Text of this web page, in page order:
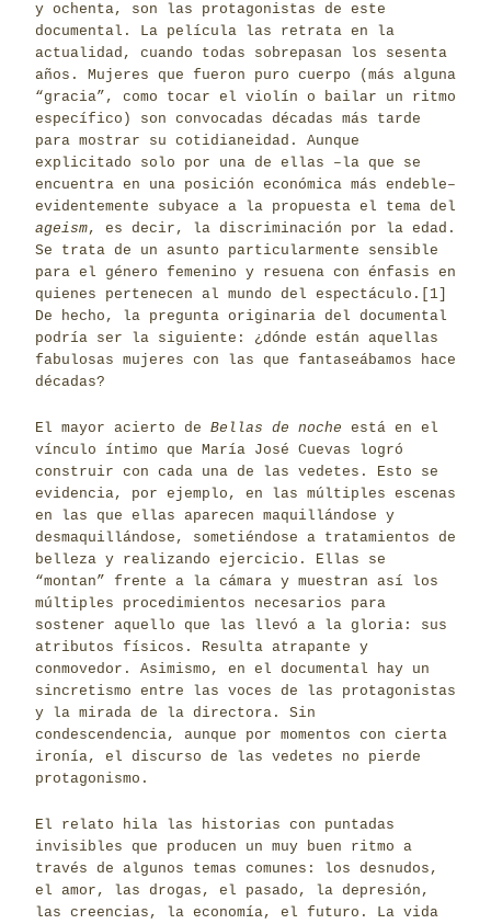
y ochenta, son las protagonistas de este
documental. La película las retrata en la
actualidad, cuando todas sobrepasan los sesenta
años. Mujeres que fueron puro cuerpo (más alguna
“gracia”, como tocar el violín o bailar un ritmo
específico) son convocadas décadas más tarde
para mostrar su cotidianeidad. Aunque
explicitado solo por una de ellas –la que se
encuentra en una posición económica más endeble–
evidentemente subyace a la propuesta el tema del
ageism, es decir, la discriminación por la edad.
Se trata de un asunto particularmente sensible
para el género femenino y resuena con énfasis en
quienes pertenecen al mundo del espectáculo. [1]
De hecho, la pregunta originaria del documental
podría ser la siguiente: ¿dónde están aquellas
fabulosas mujeres con las que fantaseábamos hace
décadas?
El mayor acierto de Bellas de noche está en el
vínculo íntimo que María José Cuevas logró
construir con cada una de las vedetes. Esto se
evidencia, por ejemplo, en las múltiples escenas
en las que ellas aparecen maquillándose y
desmaquillándose, sometiéndose a tratamientos de
belleza y realizando ejercicio. Ellas se
“montan” frente a la cámara y muestran así los
múltiples procedimientos necesarios para
sostener aquello que las llevó a la gloria: sus
atributos físicos. Resulta atrapante y
conmovedor. Asimismo, en el documental hay un
sincretismo entre las voces de las protagonistas
y la mirada de la directora. Sin
condescendencia, aunque por momentos con cierta
ironía, el discurso de las vedetes no pierde
protagonismo.
El relato hila las historias con puntadas
invisibles que producen un muy buen ritmo a
través de algunos temas comunes: los desnudos,
el amor, las drogas, el pasado, la depresión,
las creencias, la economía, el futuro. La vida